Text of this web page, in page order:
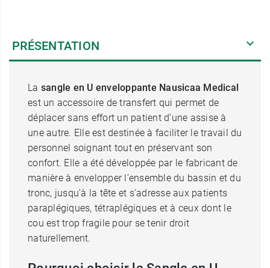
PRÉSENTATION
La sangle en U enveloppante Nausicaa Medical
est un accessoire de transfert qui permet de
déplacer sans effort un patient d’une assise à
une autre. Elle est destinée à faciliter le travail du
personnel soignant tout en préservant son
confort. Elle a été développée par le fabricant de
manière à envelopper l’ensemble du bassin et du
tronc, jusqu’à la tête et s’adresse aux patients
paraplégiques, tétraplégiques et à ceux dont le
cou est trop fragile pour se tenir droit
naturellement.